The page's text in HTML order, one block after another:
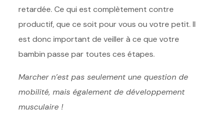
retardée. Ce qui est complètement contre
productif, que ce soit pour vous ou votre petit. Il
est donc important de veiller à ce que votre
bambin passe par toutes ces étapes.
Marcher n’est pas seulement une question de
mobilité, mais également de développement
musculaire !